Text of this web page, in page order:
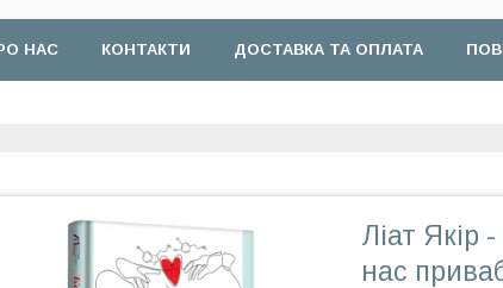
НАС КОНТАКТИ ДОСТАВКА ТА ОПЛАТА
Ліат Якір
нас